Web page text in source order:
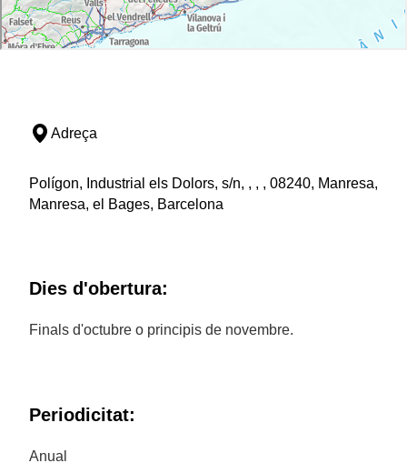
Adreça
Polígon, Industrial els Dolors, s/n, , , , 08240, Manresa,
Manresa, el Bages, Barcelona
Dies d'obertura:
Finals d'octubre o principis de novembre.
Periodicitat:
Anual